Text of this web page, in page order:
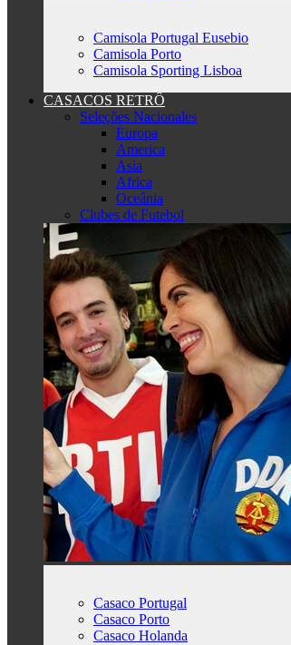
Camisola Portugal Eusebio
Camisola Porto
Camisola Sporting Lisboa
CASACOS RETRÔ
Seleções Nacionales
Europa
America
Asia
Africa
Oceânia
Clubes de Futebol
Casaco Portugal
Casaco Porto
Casaco Holanda